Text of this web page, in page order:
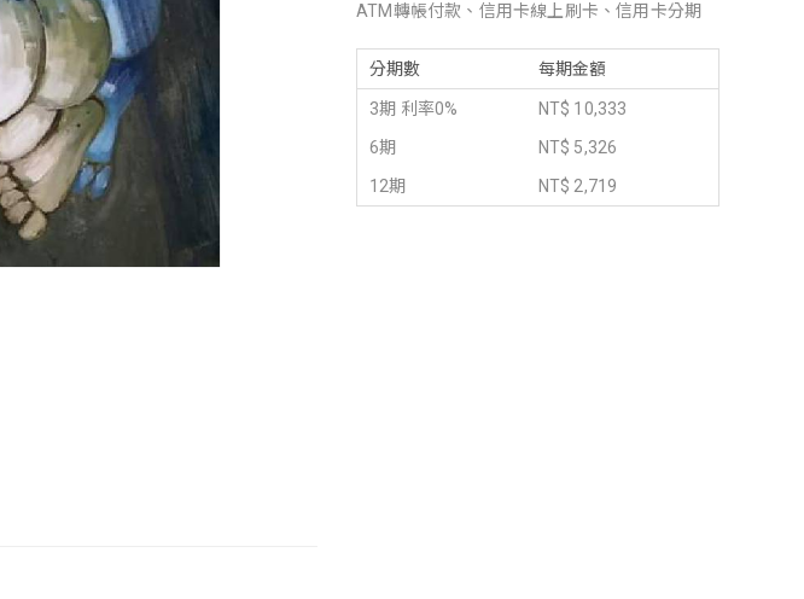
ATM轉帳付款、信用卡線上刷卡、信用卡分期
分期數 每期金額
3期 利率0%
NT$ 10,333
6期
NT$ 5,326
12期
NT$ 2,719